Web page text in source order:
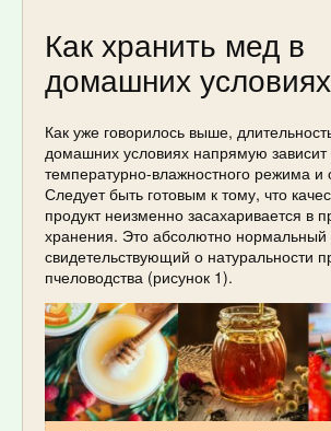
Как хранить мед в
домашних условиях
Как уже говорилось выше,
домашних условиях напрямую зависит
температурно-влажностного режима
Следует быть готовым к тому, что
продукт неизменно засахаривается в
хранения. Это абсолютно нормальный
свидетельствующий о натуральности
пчеловодства (рисунок 1).